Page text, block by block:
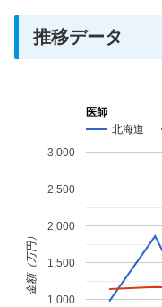
推移データ
医師
北海道
1,000
1,500
2,000
2,500
3,000
金額（万円）